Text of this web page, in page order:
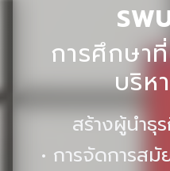
การศึกษา
บริห
สร้างผู้นำธุ
• การจัดการสมั